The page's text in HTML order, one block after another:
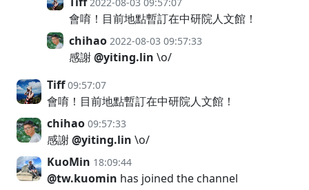
會唷！目前地點暫訂在中研院人文館！
chihao 2022-08-03 09:57:33
感謝@yiting.lin \o/
Tiff 09:57:07
會唷！目前地點暫訂在中研院人文館！
chihao 09:57:33
感謝@yiting.lin \o/
KuoMin 18:09:44
@tw.kuomin has joined the channel